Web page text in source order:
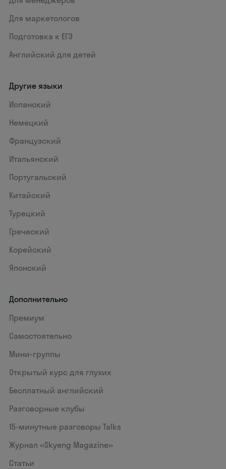
Для маркетологов
Подготовка к ЕГЭ
Английский для детей
Другие языки
Испанский
Немецкий
Французский
Итальянский
Португальский
Китайский
Турецкий
Греческий
Корейский
Японский
Дополнительно
Премиум
Самостоятельно
Мини-группы
Открытый курс для глухих
Бесплатный английский
Разговорные клубы
15‑минутные разговоры Talks
Журнал «Skyeng Magazine»
Статьи